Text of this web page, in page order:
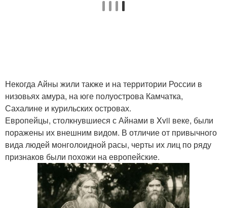
Некогда Айны жили также и на территории России в
низовьях амура, на юге полуострова Камчатка,
Сахалине и курильских островах.
Европейцы, столкнувшиеся с Айнами в Xvii веке, были
поражены их внешним видом. В отличие от привычного
вида людей монголоидной расы, черты их лиц по ряду
признаков были похожи на европейские.